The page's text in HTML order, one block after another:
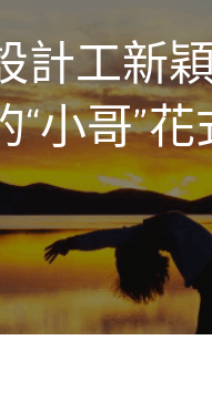
計工新
“小哥”